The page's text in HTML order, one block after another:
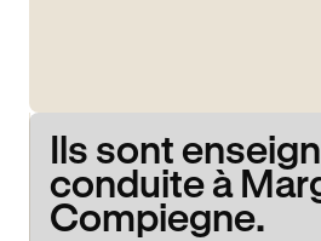
Ils sont
conduite à
Compiegne.